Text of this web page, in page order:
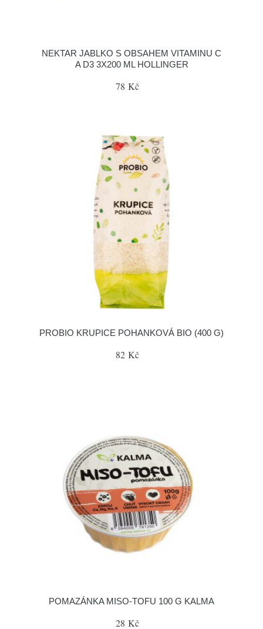
NEKTAR JABLKO S OBSAHEM VITAMINU C
A D3 3X200 ML HOLLINGER
78 Kč
PROBIO KRUPICE POHANKOVÁ BIO (400 G)
82 Kč
POMAZÁNKA MISO-TOFU 100 G KALMA
28 Kč